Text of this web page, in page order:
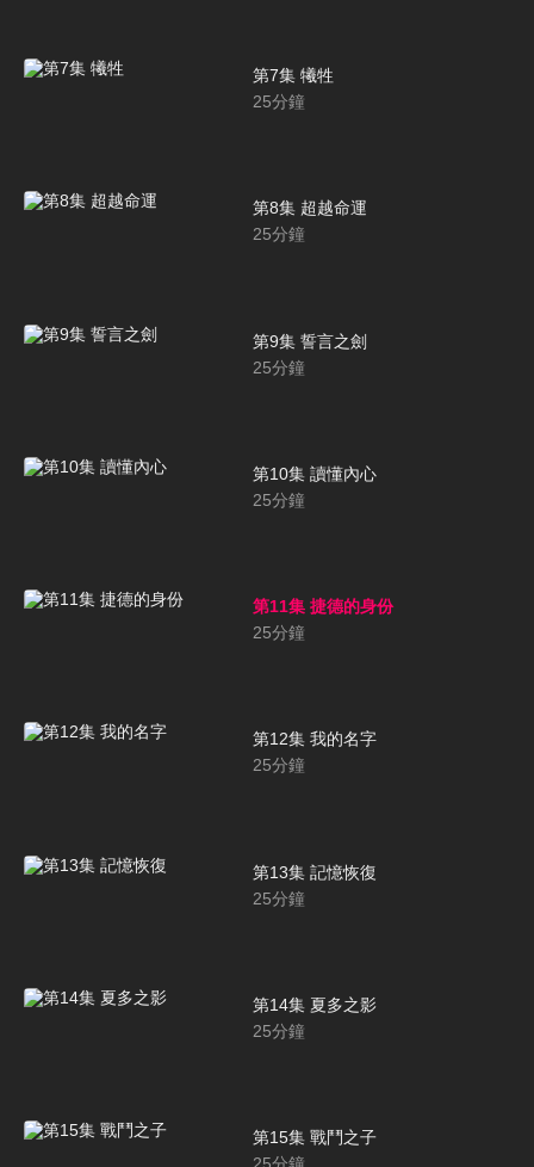
第7集 犧牲
25分鐘
第8集 超越命運
25分鐘
第9集 誓言之劍
25分鐘
第10集 讀懂內心
25分鐘
第11集 捷德的身份
25分鐘
第12集 我的名字
25分鐘
第13集 記憶恢復
25分鐘
第14集 夏多之影
25分鐘
第15集 戰鬥之子